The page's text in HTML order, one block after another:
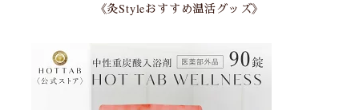
《灸Styleおすすめ温活グッズ》